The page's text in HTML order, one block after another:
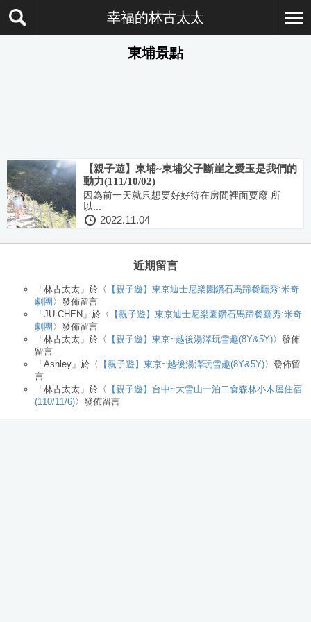
幸福的林古太太
東埔景點
【親子遊】東埔~東埔父子斷崖之愛玉是我們的
動力(111/10/02)
因為前一天就只想要好好待在房間裡面耍廢 所
以...
2022.11.04
近期留言
「 林古太太 」於〈
【親子遊】東京迪士尼樂園鑽石馬蹄餐廳秀:米奇
劇團 〉發佈留言
「 JU CHEN 」於〈
【親子遊】東京迪士尼樂園鑽石馬蹄餐廳秀:米奇
劇團 〉發佈留言
「 林古太太 」於〈 【親子遊】東京~越後湯澤玩雪趣(8Y&5Y)〉發佈
留言
「 Ashley 」於〈 【親子遊】東京~越後湯澤玩雪趣(8Y&5Y)〉發佈留
言
「 林古太太 」於〈
【親子遊】台中~大雪山一泊二食森林小木屋住宿
(110/11/6)〉發佈留言